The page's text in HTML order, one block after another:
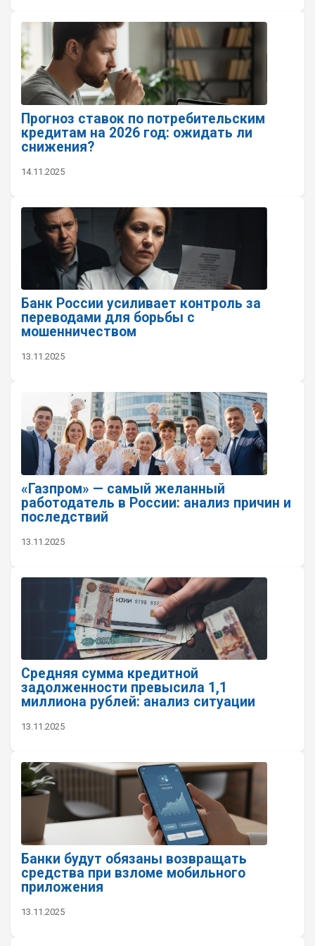
Прогноз ставок по потребительским
кредитам на 2026 год: ожидать ли
снижения?
14.11.2025
Банк России усиливает контроль за
переводами для борьбы с
мошенничеством
13.11.2025
«Газпром» — самый желанный
работодатель в России: анализ причин и
последствий
13.11.2025
Средняя сумма кредитной
задолженности превысила 1,1
миллиона рублей: анализ ситуации
13.11.2025
Банки будут обязаны возвращать
средства при взломе мобильного
приложения
13.11.2025